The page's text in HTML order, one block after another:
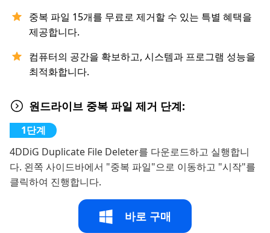
중복 파일 15개를 무료로 제거할 수 있는 특별 혜택을
제공합니다.
컴퓨터의 공간을 확보하고, 시스템과 프로그램 성능을
최적화합니다.
원드라이브 중복 파일 제거 단계:
4DDiG Duplicate File Deleter를 다운로드하고 실행합니
다. 왼쪽 사이드바에서 "중복 파일"으로 이동하고 "시작"를
클릭하여 진행합니다.
바로 구매